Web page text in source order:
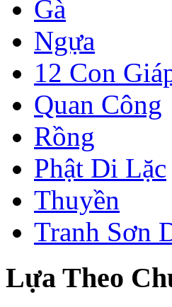
Gà
Ngựa
12 Con
Quan Công
Rồng
Phật Di Lặc
Thuyền
Tranh Sơn
Lựa Theo